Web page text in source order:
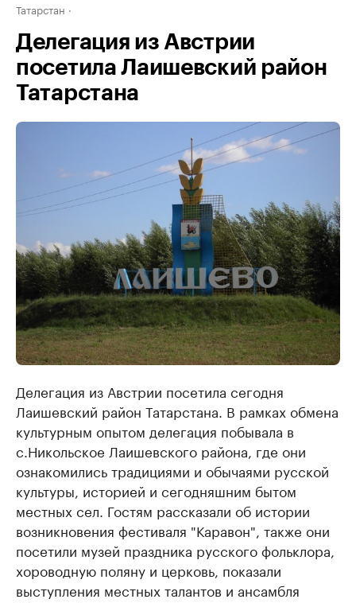
Татарстан
Делегация из Австрии
посетила Лаишевский район
Татарстана
Делегация из Австрии посетила сегодня
Лаишевский район Татарстана. В рамках обмена
культурным опытом делегация побывала в
с.Никольское Лаишевского района, где они
ознакомились традициями и обычаями русской
культуры, историей и сегодняшним бытом
местных сел. Гостям рассказали об истории
возникновения фестиваля "Каравон", также они
посетили музей праздника русского фольклора,
хороводную поляну и церковь, показали
выступления местных талантов и ансамбля